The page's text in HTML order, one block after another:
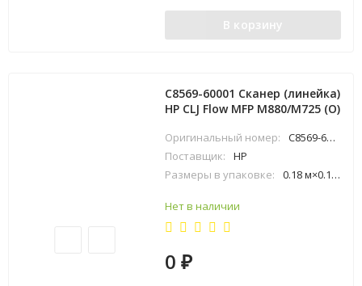
В корзину
C8569-60001 Сканер (линейка)
HP CLJ Flow MFP M880/M725 (O)
Оригинальный номер:
C8569-60001
Поставщик:
HP
Размеры в упаковке:
0.18 м×0.11 м×0.51 м
Нет в наличии
0₽